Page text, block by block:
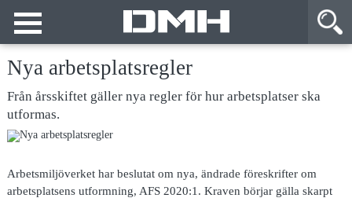
Nya arbetsplatsregler
Från årsskiftet gäller nya regler för hur arbetsplatser ska
utformas.
Arbetsmiljöverket har beslutat om nya, ändrade föreskrifter om
arbetsplatsens utformning, AFS 2020:1. Kraven börjar gälla skarpt